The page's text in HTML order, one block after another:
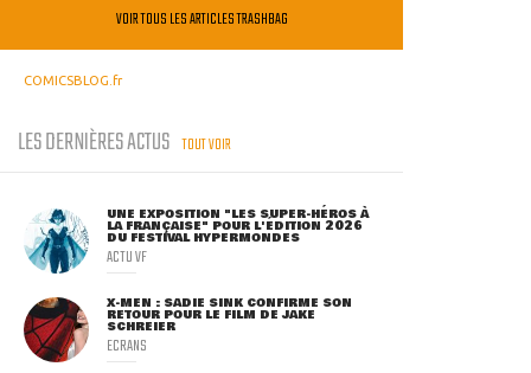
VOIR TOUS LES ARTICLES TRASHBAG
COMICSBLOG.fr
LES DERNIÈRES ACTUS TOUT VOIR
UNE EXPOSITION "LES SUPER-HÉROS À
LA FRANÇAISE" POUR L'ÉDITION 2026
DU FESTIVAL HYPERMONDES
ACTU VF
X-MEN : SADIE SINK CONFIRME SON
RETOUR POUR LE FILM DE JAKE
SCHREIER
ECRANS